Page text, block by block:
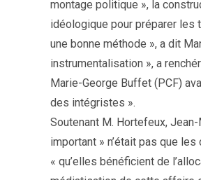
montage politique », la
idéologique pour préparer les
une bonne méthode », a dit
instrumentalisation », a
Marie-George Buffet (PCF)
des intégristes ».
Soutenant M. Hortefeux,
important » n’était pas que
« qu’elles bénéficient de